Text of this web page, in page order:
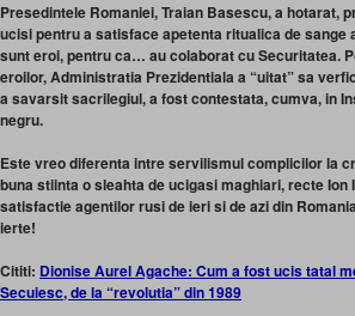
Presedintele Romaniei, Traian Basescu, a hotarat,
ucisi pentru a satisface apetenta ritualica de sange
sunt eroi, pentru ca… au colaborat cu Securitatea.
eroilor, Administratia Prezidentiala a “uitat” sa
a savarsit sacrilegiul, a fost contestata, cumva, in
negru.
Este vreo diferenta intre servilismul complicilor la
buna stiinta o sleahta de ucigasi maghiari, recte
satisfactie agentilor rusi de ieri si de azi din
ierte!
Cititi: Dionise Aurel Agache: Cum a fost ucis tatal
Secuiesc, de la “revolutia” din 1989